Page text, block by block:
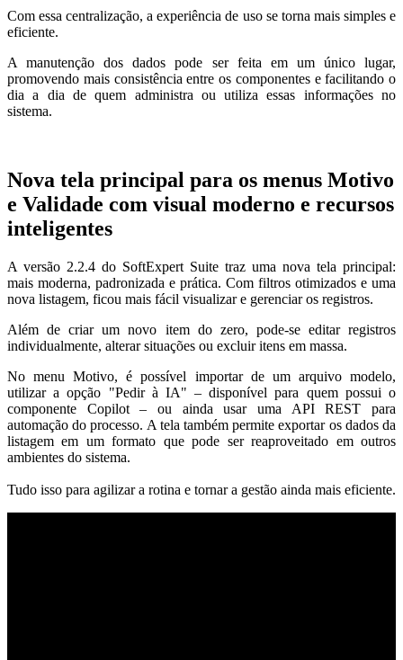
Com essa centralização, a experiência de uso se torna mais simples e
eficiente.
A manutenção dos dados pode ser feita em um único lugar,
promovendo mais consistência entre os componentes e facilitando o
dia a dia de quem administra ou utiliza essas informações no
sistema.
Nova tela principal para os menus Motivo
e Validade com visual moderno e recursos
inteligentes
A versão 2.2.4 do SoftExpert Suite traz uma nova tela principal:
mais moderna, padronizada e prática. Com filtros otimizados e uma
nova listagem, ficou mais fácil visualizar e gerenciar os registros.
Além de criar um novo item do zero, pode-se editar registros
individualmente, alterar situações ou excluir itens em massa.
No menu Motivo, é possível importar de um arquivo modelo,
utilizar a opção "Pedir à IA" – disponível para quem possui o
componente Copilot – ou ainda usar uma API REST para
automação do processo. A tela também permite exportar os dados da
listagem em um formato que pode ser reaproveitado em outros
ambientes do sistema.
Tudo isso para agilizar a rotina e tornar a gestão ainda mais eficiente.